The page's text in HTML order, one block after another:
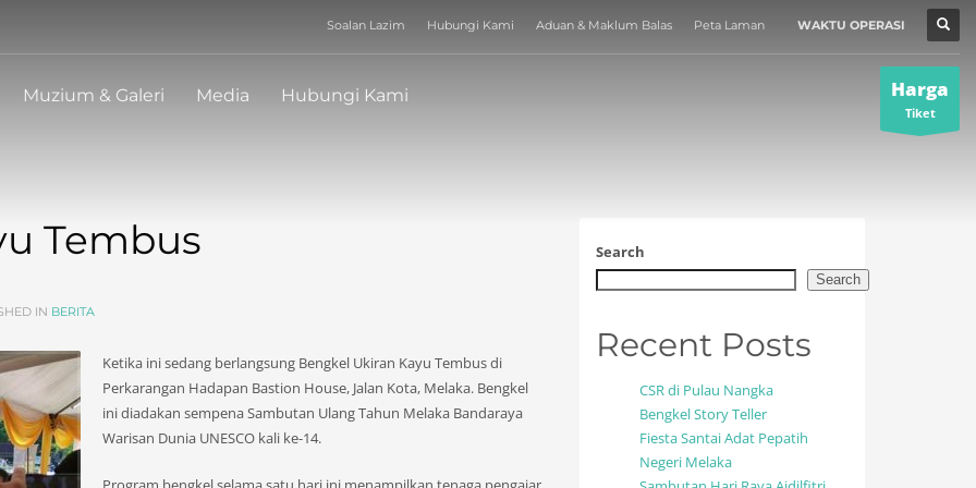
WAKTU OPERASI MUZIUM
Isnin : TUTUP
Soalan Lazim Hubungi Kami Aduan & Maklum Balas Peta Laman WAKTU OPERASI
Muzium & Galeri Media Hubungi Kami Harga
Tiket
Tembus
IN BERITA
Ketika ini sedang berlangsung Bengkel Ukiran Kayu Tembus di
Perkarangan Hadapan Bastion House, Jalan Kota, Melaka. Bengkel
ini diadakan sempena Sambutan Ulang Tahun Melaka Bandaraya
Warisan Dunia UNESCO kali ke-14.
Search
Search
Recent Posts
CSR di Pulau Nangka
Bengkel Story Teller
Fiesta Santai Adat Pepatih
Negeri Melaka